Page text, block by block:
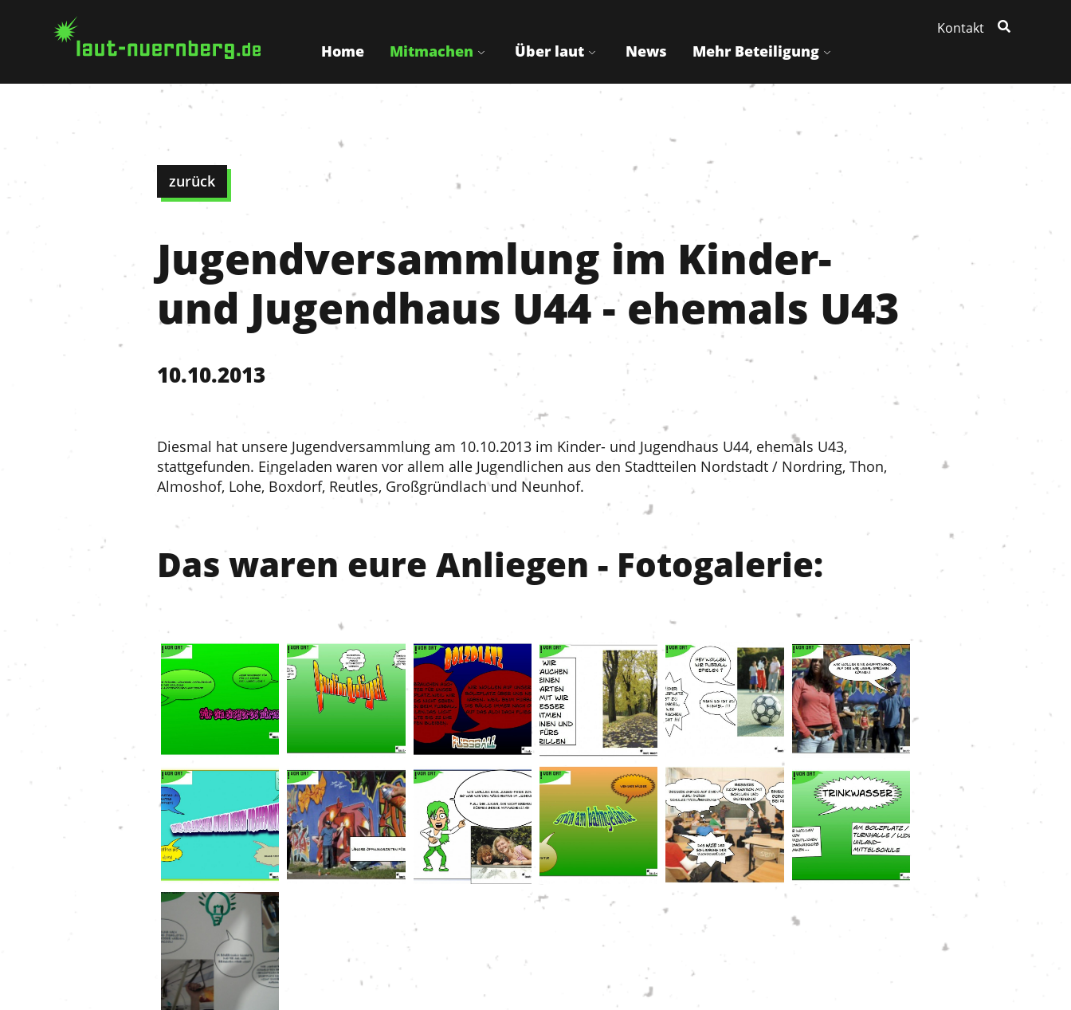
Home Mitmachen Über laut News Mehr Beteiligung
Kontakt
zurück
Jugendversammlung im Kinder-
und Jugendhaus U44 - ehemals U43
10.10.2013
Diesmal hat unsere Jugendversammlung am 10.10.2013 im Kinder- und Jugendhaus U44, ehemals U43,
stattgefunden. Eingeladen waren vor allem alle Jugendlichen aus den Stadtteilen Nordstadt / Nordring, Thon,
Almoshof, Lohe, Boxdorf, Reutles, Großgründlach und Neunhof.
Das waren eure Anliegen - Fotogalerie: